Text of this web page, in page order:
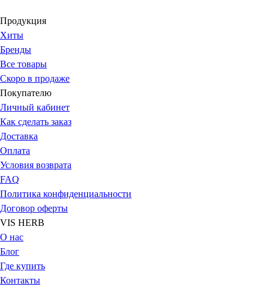
Продукция
Хиты
Бренды
Все товары
Скоро в продаже
Покупателю
Личный кабинет
Как сделать заказ
Доставка
Оплата
Условия возврата
FAQ
Политика конфиденциальности
Договор оферты
VIS HERB
О нас
Блог
Где купить
Контакты